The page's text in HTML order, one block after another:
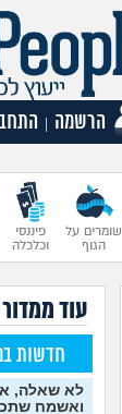
הרשמה
שומרים על
הגוף
פיננסי
וכלכלה
עוד
חדשות
לא שאלה,
ואשמח